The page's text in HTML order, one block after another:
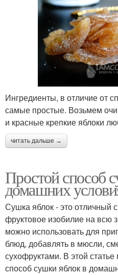
Ингредиенты, в отличие от
самые простые. Возьмем
и красные крепкие яблоки
читать дальше →
Простой способ
домашних
Сушка яблок - это отличный
фруктовое изобилие на всю
можно использовать для
блюд, добавлять в мюсли,
сухофруктами. В этой
способ сушки яблок в